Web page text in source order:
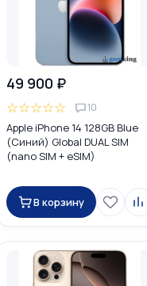
49 900 ₽
☆☆☆☆☆ 10
Apple iPhone 14 128GB Blue
(Синий) Global DUAL SIM
(nano SIM + eSIM)
В корзину